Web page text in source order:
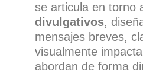
se articula en torno
divulgativos,
mensajes breves,
visualmente
abordan de forma